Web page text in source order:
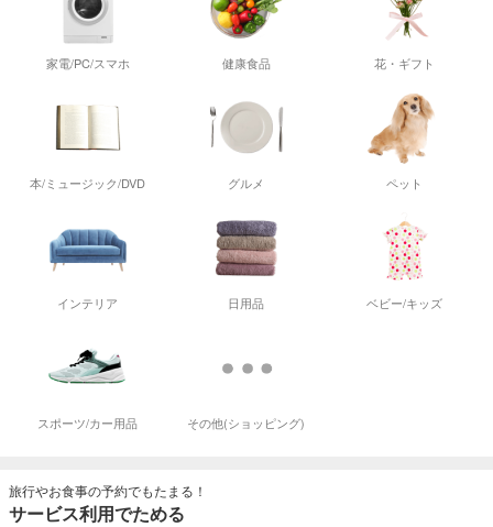
家電/PC/スマホ 健康食品 花・ギフト
本/ミュージック/DVD グルメ ペット
インテリア 日用品 ベビー/キッズ
スポーツ/カー用品 その他(ショッピング)
旅行やお食事の予約でもたまる！
サービス利用でためる